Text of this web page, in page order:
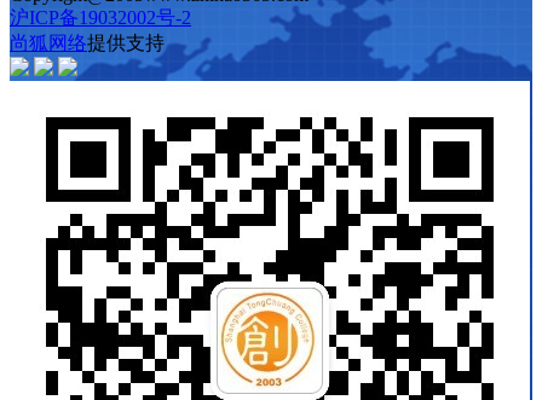
沪ICP备19032002号-2
尚狐网络提供支持